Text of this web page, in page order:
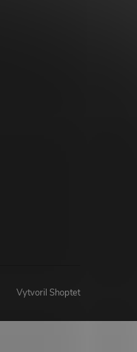
Vytvoril Shoptet